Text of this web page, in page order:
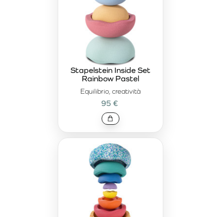
Equilibrio, creatività
Stapelstein Inside Set
Rainbow Pastel
95 €